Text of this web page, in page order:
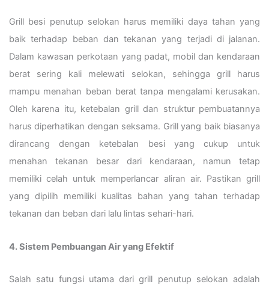
Grill besi penutup selokan harus memiliki daya tahan yang
baik terhadap beban dan tekanan yang terjadi di jalanan.
Dalam kawasan perkotaan yang padat, mobil dan kendaraan
berat sering kali melewati selokan, sehingga grill harus
mampu menahan beban berat tanpa mengalami kerusakan.
Oleh karena itu, ketebalan grill dan struktur pembuatannya
harus diperhatikan dengan seksama. Grill yang baik biasanya
dirancang dengan ketebalan besi yang cukup untuk
menahan tekanan besar dari kendaraan, namun tetap
memiliki celah untuk memperlancar aliran air. Pastikan grill
yang dipilih memiliki kualitas bahan yang tahan terhadap
tekanan dan beban dari lalu lintas sehari-hari.
4. Sistem Pembuangan Air yang Efektif
Salah satu fungsi utama dari grill penutup selokan adalah